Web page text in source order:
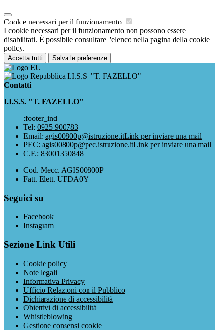
Cookie necessari per il funzionamento
I cookie necessari per il funzionamento non possono essere
disabilitati. È possibile consultare l'elenco nella pagina della cookie
policy.
Accetta tutti Salva le preferenze
I.I.S.S. "T. FAZELLO"
Contatti
I.I.S.S. "T. FAZELLO"
:footer_ind
Tel: 0925 900783
Email: agis00800p@istruzione.itLink per inviare una mail
PEC: agis00800p@pec.istruzione.itLink per inviare una mail
C.F.: 83001350848
Cod. Mecc. AGIS00800P
Fatt. Elett. UFDA0Y
Seguici su
Facebook
Instagram
Sezione Link Utili
Cookie policy
Note legali
Informativa Privacy
Ufficio Relazioni con il Pubblico
Dichiarazione di accessibilità
Obiettivi di accessibilità
Whistleblowing
Gestione consensi cookie